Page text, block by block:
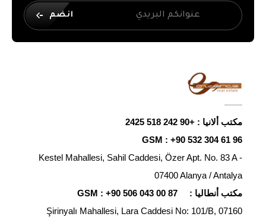
انضم
مكتب ألانيا : +90 242 518 2425
GSM : +90 532 304 61 96
Kestel Mahallesi, Sahil Caddesi, Özer Apt. No. 83 A -
07400 Alanya / Antalya
مكتب أنطاليا :
GSM : +90 506 043 00 87
Şirinyalı Mahallesi, Lara Caddesi No: 101/B, 07160